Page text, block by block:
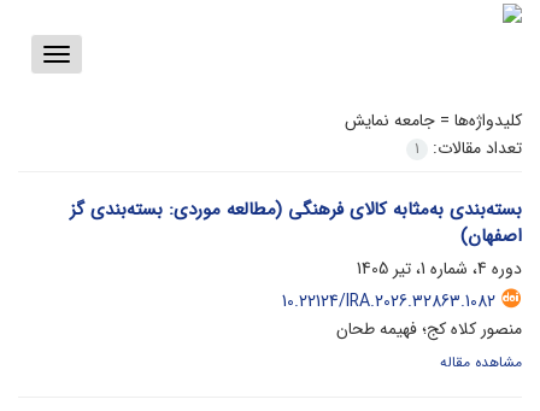
Toggle
کلیدواژه‌ها = جامعه نمایش
تعداد مقالات:
1
بسته‌بندی به‌مثابه‌ کالای فرهنگی (مطالعه‌ موردی: بسته‌بندی گز
اصفهان)
دوره 4، شماره 1، تیر 1405
10.22124/IRA.2026.32863.1082
منصور کلاه کج؛ فهیمه طحان
مشاهده مقاله